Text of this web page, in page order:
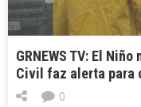
GRNEWS TV: El
Civil faz alerta para
0